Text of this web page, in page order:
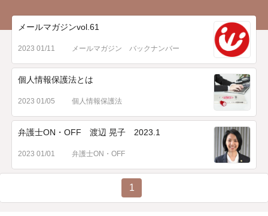
メールマガジンvol.61
2023 01/11 メールマガジン バックナンバー
個人情報保護法とは
2023 01/05 個人情報保護法
弁護士ON・OFF 渡辺 晃子 2023.1
2023 01/01 弁護士ON・OFF
1